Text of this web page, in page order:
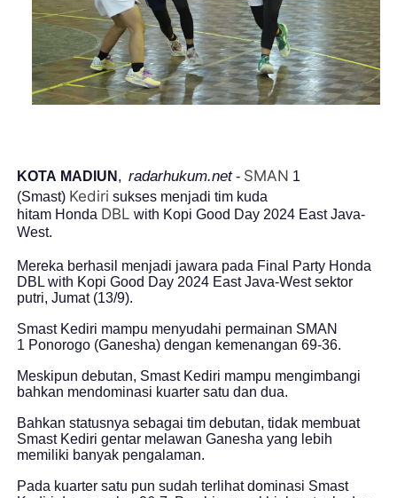
KOTA MADIUN , radarhukum.net - SMAN 1
(Smast) Kediri sukses menjadi tim kuda
hitam Honda DBL with Kopi Good Day 2024 East Java-
West.
Mereka berhasil menjadi jawara pada Final Party Honda
DBL with Kopi Good Day 2024 East Java-West sektor
putri, Jumat (13/9).
Smast Kediri mampu menyudahi permainan SMAN
1 Ponorogo (Ganesha) dengan kemenangan 69-36.
Meskipun debutan, Smast Kediri mampu mengimbangi
bahkan mendominasi kuarter satu dan dua.
Bahkan statusnya sebagai tim debutan, tidak membuat
Smast Kediri gentar melawan Ganesha yang lebih
memiliki banyak pengalaman.
Pada kuarter satu pun sudah terlihat dominasi Smast